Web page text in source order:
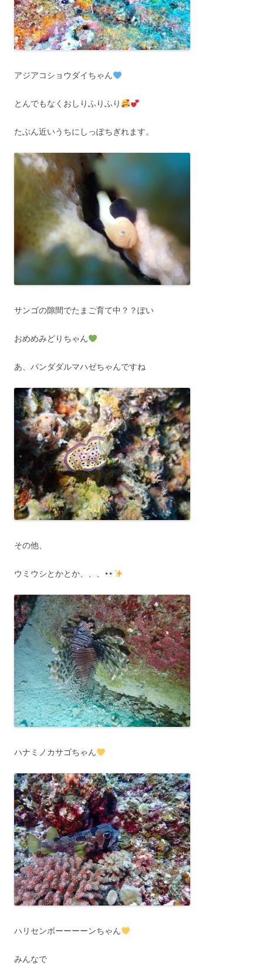
アジアコショウダイちゃん
とんでもなくおしりふりふり
たぶん近いうちにしっぽちぎれます。
サンゴの隙間でたまご育て中？？ぽい
おめめみどりちゃん
あ、パンダダルマハゼちゃんですね
その他、
ウミウシとかとか、、、
ハナミノカサゴちゃん
ハリセンボーーーーンちゃん
みんなで